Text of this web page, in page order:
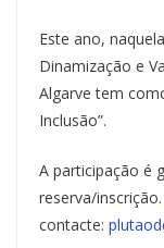
Este ano,
Dinamização e
Algarve tem
Inclusão”.
A participação é
reserva/
contacte: